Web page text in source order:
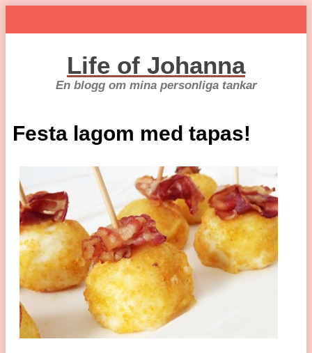
Life of Johanna
En blogg om mina personliga tankar
Festa lagom med tapas!